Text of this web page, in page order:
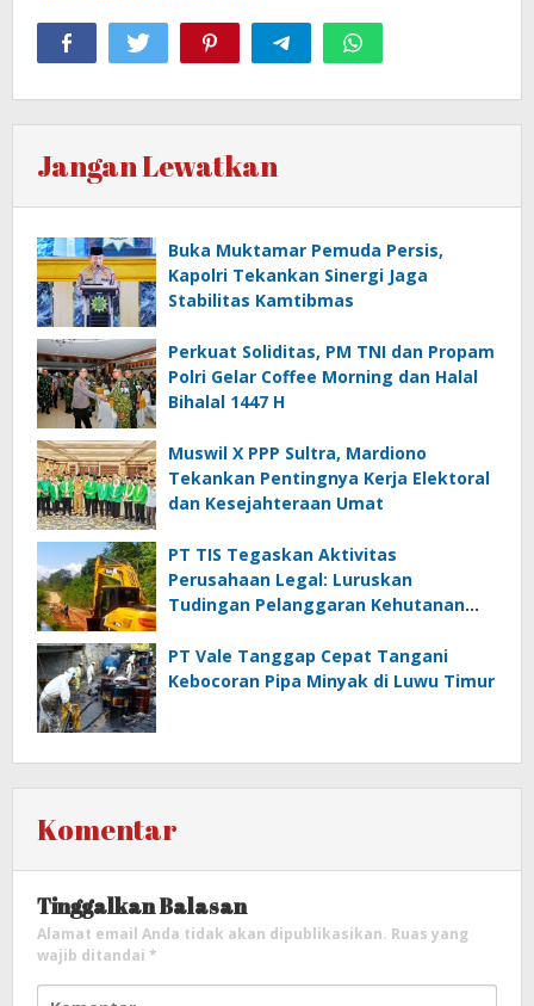
Jangan Lewatkan
Buka Muktamar Pemuda Persis,
Kapolri Tekankan Sinergi Jaga
Stabilitas Kamtibmas
Perkuat Soliditas, PM TNI dan Propam
Polri Gelar Coffee Morning dan Halal
Bihalal 1447 H
Muswil X PPP Sultra, Mardiono
Tekankan Pentingnya Kerja Elektoral
dan Kesejahteraan Umat
PT TIS Tegaskan Aktivitas
Perusahaan Legal: Luruskan
Tudingan Pelanggaran Kehutanan
PT Vale Tanggap Cepat Tangani
Kebocoran Pipa Minyak di Luwu Timur
Komentar
Tinggalkan Balasan
Alamat email Anda tidak akan dipublikasikan. Ruas yang
wajib ditandai *